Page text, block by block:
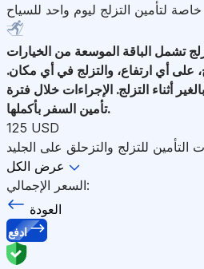
خاصة لتأمين التزلج ليوم واحد للسياح
تشمل الباقة الموسعة من الخيارات
على أي ارتفاع، والتزلج في أي مكان.
أثناء التزلج. الإجراءات خلال فترة
تأمين السفر بأكملها.
125 USD
التأمين للتزلج والتزحلق على الجليد
عرض الكل
السعر الإجمالي:
العودة
ادفع